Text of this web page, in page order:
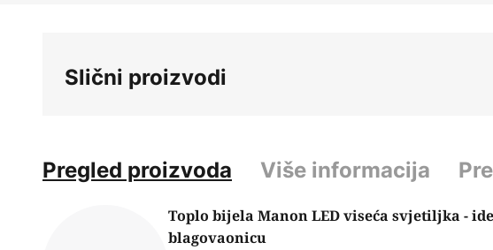
Slični proizvodi
Pregled proizvoda Više informacija
Toplo bijela Manon LED viseća svjetiljka -
blagovaonicu